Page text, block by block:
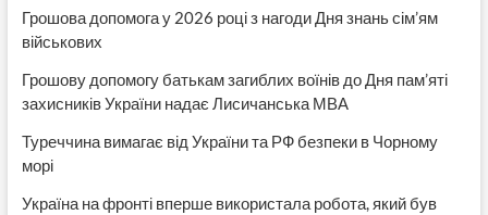
Грошова допомога у 2026 році з нагоди Дня знань сім’ям
військових
Грошову допомогу батькам загиблих воїнів до Дня пам’яті
захисників України надає Лисичанська МВА
Туреччина вимагає від України та РФ безпеки в Чорному
морі
Україна на фронті вперше використала робота, який був